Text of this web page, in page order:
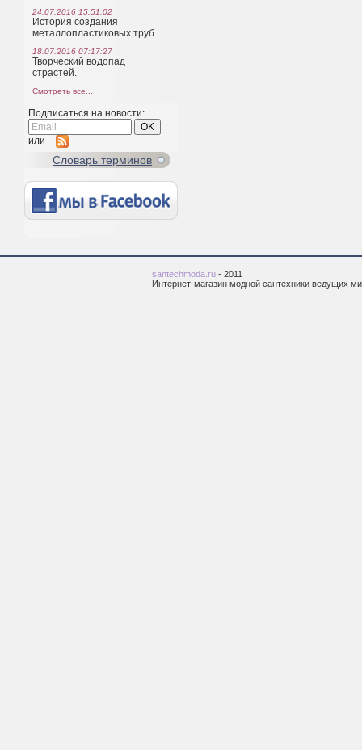
24.07.2016 15:51:02
История создания
металлопластиковых труб.
18.07.2016 07:17:27
Творческий водопад
страстей.
Смотреть все...
Подписаться на новости:
или
Cловарь терминов
santechmoda.ru - 2011
Интернет-магазин модной сантехники ведущих